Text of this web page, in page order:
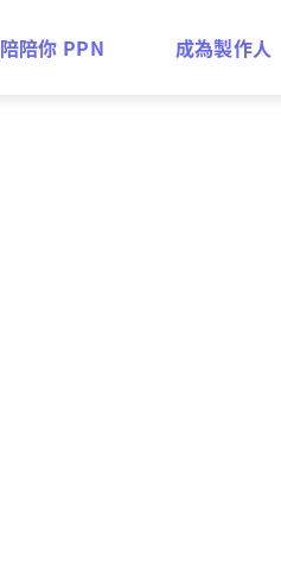
陪陪你 PPN 成為製作人